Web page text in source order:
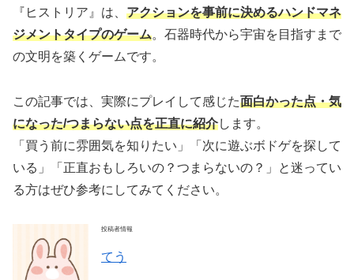
『ヒストリア』は、 アクションを事前に決めるハンドマネ
ジメントタイプのゲーム。石器時代から宇宙を目指すまで
の文明を築くゲームです。
この記事では、実際にプレイして感じた面白かった点・気
になった/つまらない点を正直に紹介します。
「買う前に雰囲気を知りたい」「次に遊ぶボドゲを探して
いる」「正直おもしろいの？つまらないの？」と迷ってい
る方はぜひ参考にしてみてください。
投稿者情報
てう